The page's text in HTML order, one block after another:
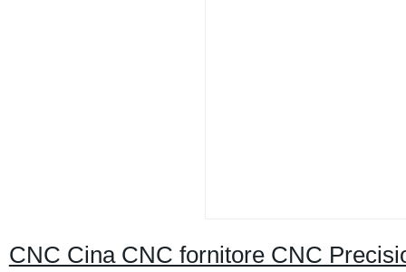
CNC Cina CNC fornitore CNC